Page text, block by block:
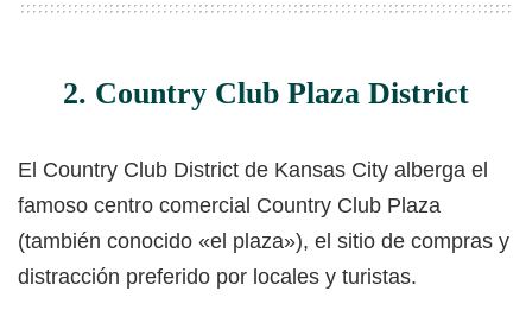
2. Country Club Plaza District
El Country Club District de Kansas City alberga el
famoso centro comercial Country Club Plaza
(también conocido «el plaza»), el sitio de compras y
distracción preferido por locales y turistas.